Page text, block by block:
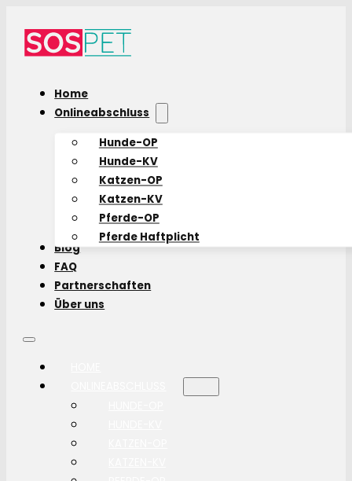
Home
Onlineabschluss
Hunde-OP
Hunde-KV
Katzen-OP
Katzen-KV
Pferde-OP
Pferde Haftplicht
Blog
FAQ
Partnerschaften
Über uns